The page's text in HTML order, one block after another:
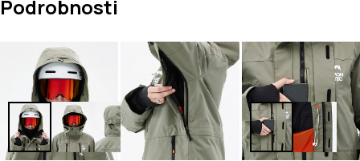
Podrobnosti